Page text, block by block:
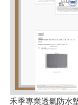
禾季專業透氣防水